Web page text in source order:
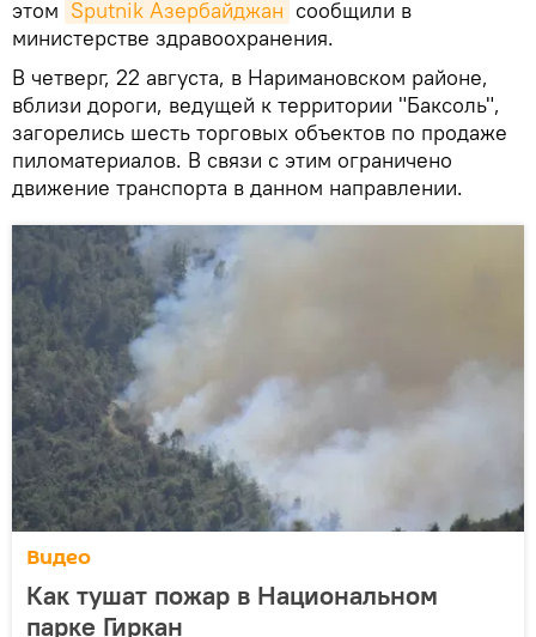
этом Sputnik Азербайджан сообщили в
министерстве здравоохранения.
В четверг, 22 августа, в Наримановском районе,
вблизи дороги, ведущей к территории "Баксоль",
загорелись шесть торговых объектов по продаже
пиломатериалов. В связи с этим ограничено
движение транспорта в данном направлении.
Видео
Как тушат пожар в Национальном
парке Гиркан